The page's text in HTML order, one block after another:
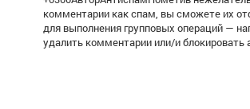
комментарии как спам, вы сможете их
для выполнения групповых операций —
удалить комментарии или/и блокировать